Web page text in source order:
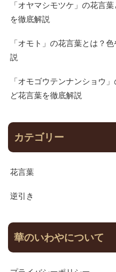
「オヤマシモツケ」の花言
を徹底解説
「オモト」の花言葉とは？
説
「オモゴウテンナンショウ
ど花言葉を徹底解説
カテゴリー
花言葉
逆引き
華のいわやについて